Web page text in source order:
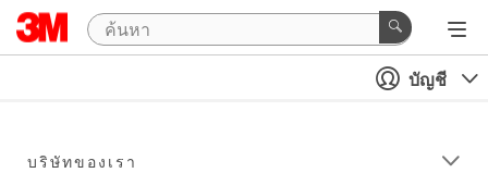
บัญชี
บริษัทของเรา